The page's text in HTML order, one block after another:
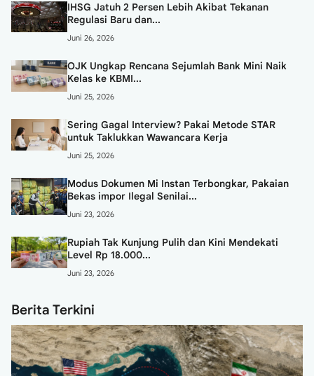
IHSG Jatuh 2 Persen Lebih Akibat Tekanan
Regulasi Baru dan...
Juni 26, 2026
OJK Ungkap Rencana Sejumlah Bank Mini Naik
Kelas ke KBMI...
Juni 25, 2026
Sering Gagal Interview? Pakai Metode STAR
untuk Taklukkan Wawancara Kerja
Juni 25, 2026
Modus Dokumen Mi Instan Terbongkar, Pakaian
Bekas impor Ilegal Senilai...
Juni 23, 2026
Rupiah Tak Kunjung Pulih dan Kini Mendekati
Level Rp 18.000...
Juni 23, 2026
Berita Terkini